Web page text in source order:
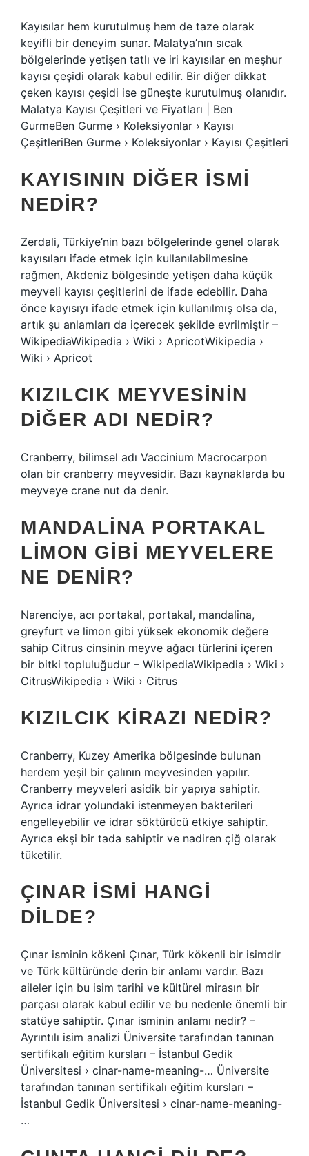
Kayısılar hem kurutulmuş hem de taze olarak
keyifli bir deneyim sunar. Malatya’nın sıcak
bölgelerinde yetişen tatlı ve iri kayısılar en meşhur
kayısı çeşidi olarak kabul edilir. Bir diğer dikkat
çeken kayısı çeşidi ise güneşte kurutulmuş olanıdır.
Malatya Kayısı Çeşitleri ve Fiyatları | Ben
GurmeBen Gurme › Koleksiyonlar › Kayısı
ÇeşitleriBen Gurme › Koleksiyonlar › Kayısı Çeşitleri
KAYISININ DIĞER ISMI
NEDIR?
Zerdali, Türkiye’nin bazı bölgelerinde genel olarak
kayısıları ifade etmek için kullanılabilmesine
rağmen, Akdeniz bölgesinde yetişen daha küçük
meyveli kayısı çeşitlerini de ifade edebilir. Daha
önce kayısıyı ifade etmek için kullanılmış olsa da,
artık şu anlamları da içerecek şekilde evrilmiştir –
WikipediaWikipedia › Wiki › ApricotWikipedia ›
Wiki › Apricot
KIZILCIK MEYVESININ
DIĞER ADI NEDIR?
Cranberry, bilimsel adı Vaccinium Macrocarpon
olan bir cranberry meyvesidir. Bazı kaynaklarda bu
meyveye crane nut da denir.
MANDALINA PORTAKAL
LIMON GIBI MEYVELERE
NE DENIR?
Narenciye, acı portakal, portakal, mandalina,
greyfurt ve limon gibi yüksek ekonomik değere
sahip Citrus cinsinin meyve ağacı türlerini içeren
bir bitki topluluğudur – WikipediaWikipedia › Wiki ›
CitrusWikipedia › Wiki › Citrus
KIZILCIK KIRAZI NEDIR?
Cranberry, Kuzey Amerika bölgesinde bulunan
herdem yeşil bir çalının meyvesinden yapılır.
Cranberry meyveleri asidik bir yapıya sahiptir.
Ayrıca idrar yolundaki istenmeyen bakterileri
engelleyebilir ve idrar söktürücü etkiye sahiptir.
Ayrıca ekşi bir tada sahiptir ve nadiren çiğ olarak
tüketilir.
ÇINAR ISMI HANGI
DILDE?
Çınar isminin kökeni Çınar, Türk kökenli bir isimdir
ve Türk kültüründe derin bir anlamı vardır. Bazı
aileler için bu isim tarihi ve kültürel mirasın bir
parçası olarak kabul edilir ve bu nedenle önemli bir
statüye sahiptir. Çınar isminin anlamı nedir? –
Ayrıntılı isim analizi Üniversite tarafından tanınan
sertifikalı eğitim kursları – İstanbul Gedik
Üniversitesi › cinar-name-meaning-… Üniversite
tarafından tanınan sertifikalı eğitim kursları –
İstanbul Gedik Üniversitesi › cinar-name-meaning-
…